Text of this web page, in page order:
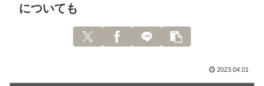
についても
2023.04.01